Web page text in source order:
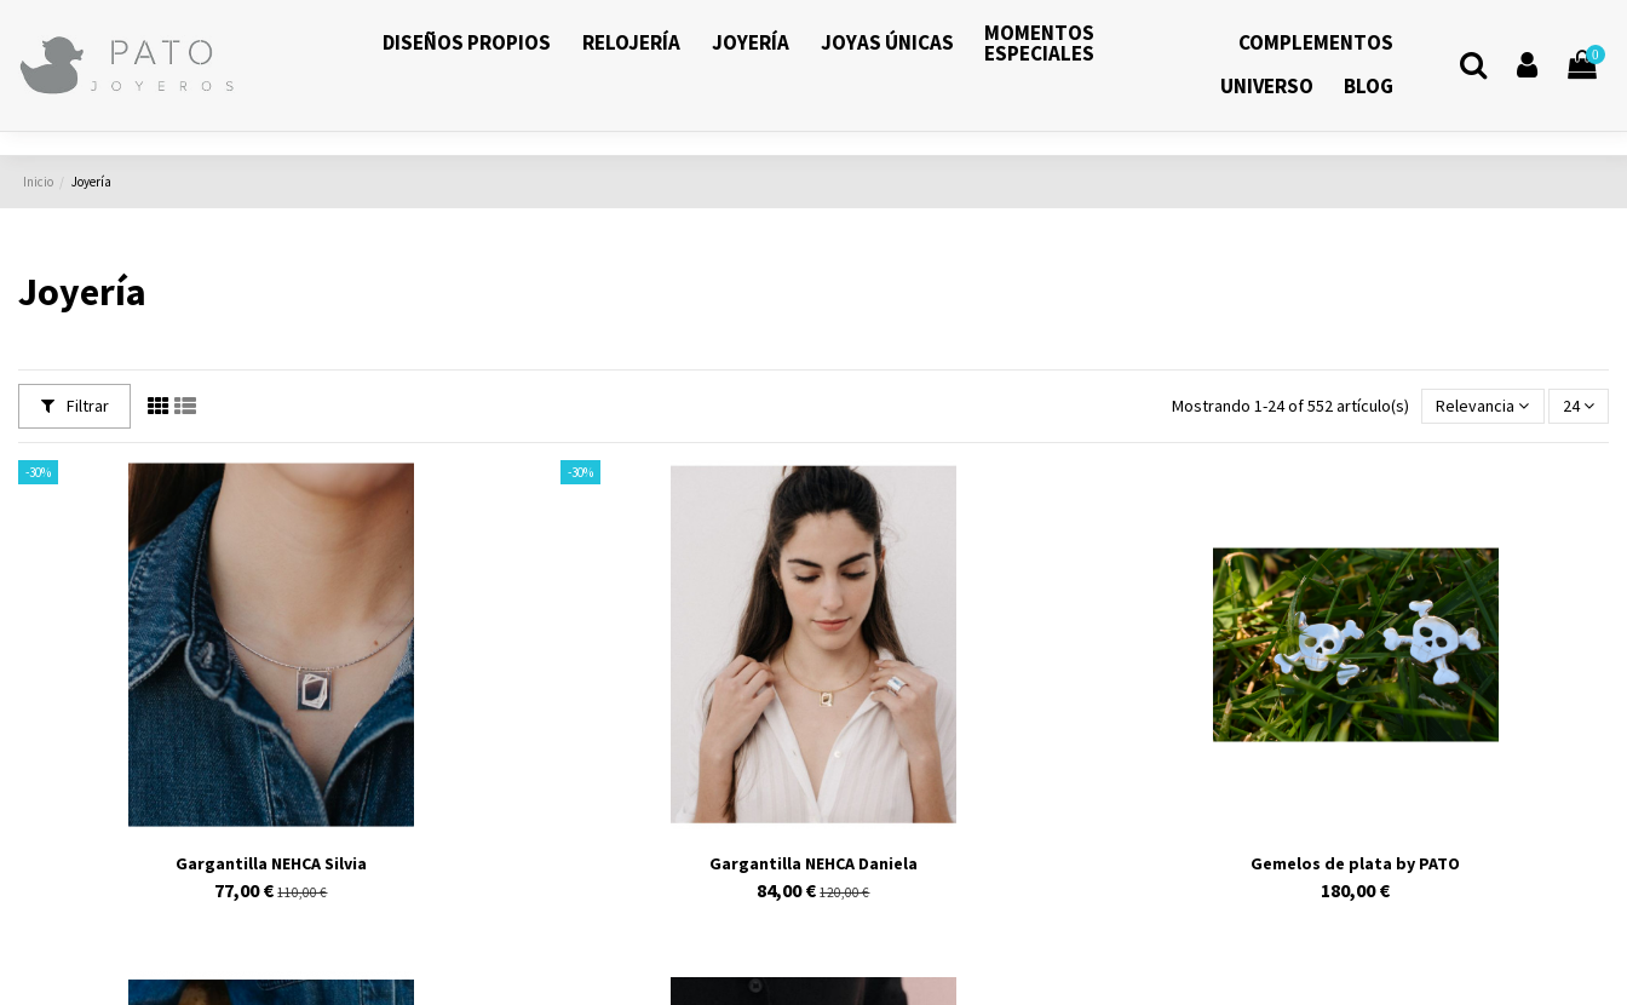
DISEÑOS PROPIOS RELOJERÍA JOYERÍA JOYAS ÚNICAS MOMENTOS
ESPECIALES
COMPLEMENTOS
UNIVERSO
BLOG
0
Inicio Joyería
Joyería
Filtrar Mostrando 1-24 of 552 artículo(s) Relevancia 24
-30%
Gargantilla NEHCA Silvia
77,00 € 110,00 €
-30%
Gargantilla NEHCA Daniela
84,00 € 120,00 €
Gemelos de plata by PATO
180,00 €